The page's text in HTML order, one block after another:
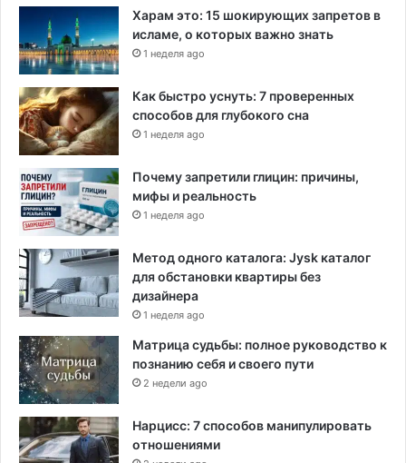
Харам это: 15 шокирующих запретов в
исламе, о которых важно знать
1 неделя ago
Как быстро уснуть: 7 проверенных
способов для глубокого сна
1 неделя ago
Почему запретили глицин: причины,
мифы и реальность
1 неделя ago
Метод одного каталога: Jysk каталог
для обстановки квартиры без
дизайнера
1 неделя ago
Матрица судьбы: полное руководство к
познанию себя и своего пути
2 недели ago
Нарцисс: 7 способов манипулировать
отношениями